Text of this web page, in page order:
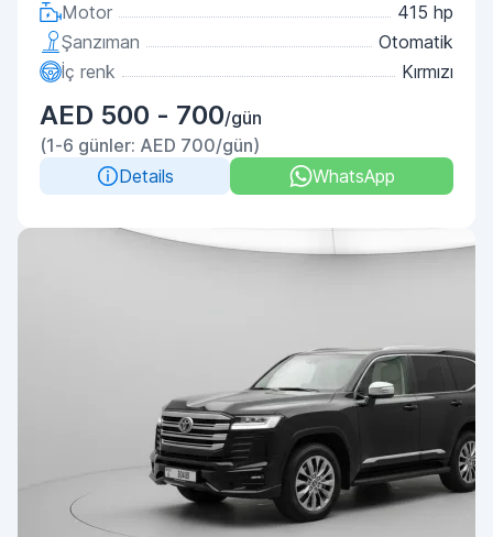
Motor
415 hp
Şanzıman
Otomatik
İç renk
Kırmızı
AED 500 - 700/gün
(1-6 günler: AED 700/gün)
Details
WhatsApp